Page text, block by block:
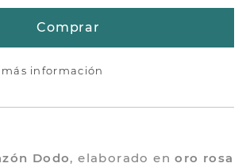
Comprar
más información
Dodo, elaborado enoro rosa